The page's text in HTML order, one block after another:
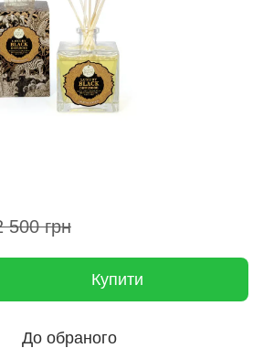
500 грн
Купити
До обраного